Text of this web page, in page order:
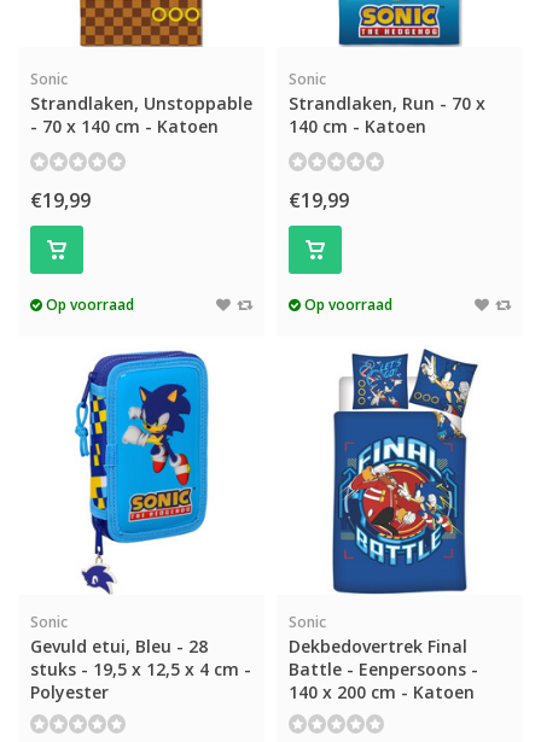
Sonic
Strandlaken, Unstoppable
- 70 x 140 cm - Katoen
€19,99
Op voorraad
Sonic
Strandlaken, Run - 70 x
140 cm - Katoen
€19,99
Op voorraad
Sonic
Gevuld etui, Bleu - 28
stuks - 19,5 x 12,5 x 4 cm -
Polyester
Sonic
Dekbedovertrek Final
Battle - Eenpersoons -
140 x 200 cm - Katoen